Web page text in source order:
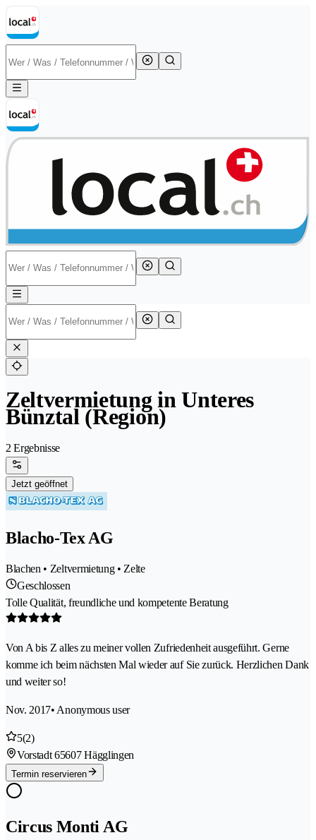
Zeltvermietung in Unteres
Bünztal (Region)
2 Ergebnisse
Jetzt geöffnet
Blacho-Tex AG
Blachen • Zeltvermietung • Zelte
Geschlossen
Tolle Qualität, freundliche und kompetente Beratung
Von A bis Z alles zu meiner vollen Zufriedenheit ausgeführt. Gerne
komme ich beim nächsten Mal wieder auf Sie zurück. Herzlichen Dank
und weiter so!
Nov. 2017• Anonymous user
5(2)
Vorstadt 65607 Hägglingen
Termin reservieren
Circus Monti AG